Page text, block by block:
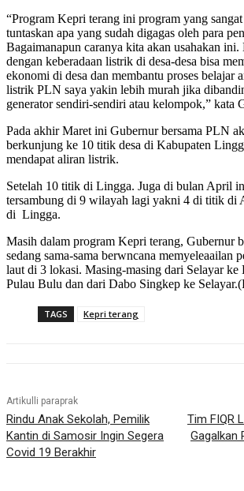
“Program Kepri terang ini program yang
tuntaskan apa yang sudah digagas oleh para
Bagaimanapun caranya kita akan usahakan ini.
dengan keberadaan listrik di desa-desa bisa
ekonomi di desa dan membantu proses belajar
listrik PLN saya yakin lebih murah jika
generator sendiri-sendiri atau kelompok,” kata
Pada akhir Maret ini Gubernur bersama PLN
berkunjung ke 10 titik desa di Kabupaten
mendapat aliran listrik.
Setelah 10 titik di Lingga. Juga di bulan April
tersambung di 9 wilayah lagi yakni 4 di titik di
di Lingga.
Masih dalam program Kepri terang, Gubernur
sedang sama-sama berwncana memyeleaailan
laut di 3 lokasi. Masing-masing dari Selayar
Pulau Bulu dan dari Dabo Singkep ke
TAGS Kepri terang
Artikulli paraprak
Rindu Anak Sekolah, Pemilik
Kantin di Samosir Ingin Segera
Covid 19 Berakhir
Tim FIQR
Gagalkan